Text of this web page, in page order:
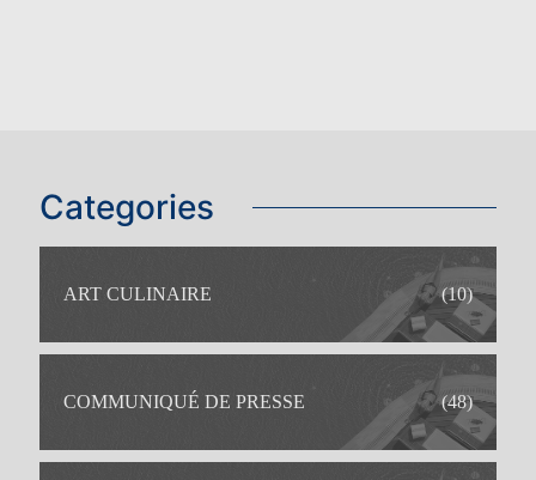
IDEAL POUR
Categories
ART CULINAIRE (10)
COMMUNIQUÉ DE PRESSE (48)